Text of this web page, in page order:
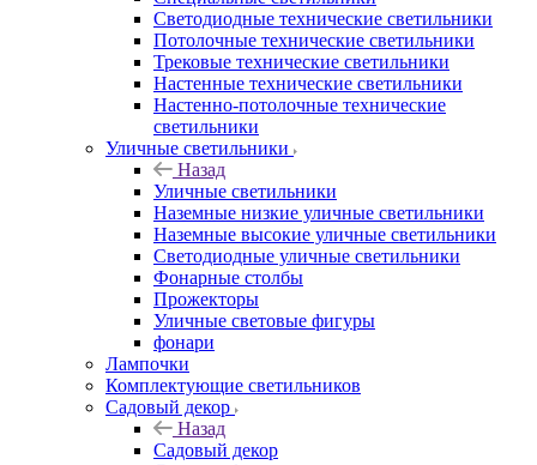
Светодиодные технические светильники
Потолочные технические светильники
Трековые технические светильники
Настенные технические светильники
Настенно-потолочные технические
светильники
Уличные светильники
Назад
Уличные светильники
Наземные низкие уличные светильники
Наземные высокие уличные светильники
Светодиодные уличные светильники
Фонарные столбы
Прожекторы
Уличные световые фигуры
фонари
Лампочки
Комплектующие светильников
Садовый декор
Назад
Садовый декор